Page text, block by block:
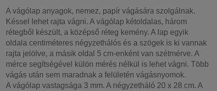
A vágólap anyagok, nemez, papír vágására szolgálnak.
Késsel lehet rajta vágni. A vágólap kétoldalas, három
rétegből készült, a középső réteg kemény. A lap egyik
oldala centiméteres négyzethálós és a szögek is ki vannak
rajta jelölve, a másik oldal 5 cm-enként van szétmérve. A
mérce segítségével külön mérés nélkül is lehet vágni. Több
vágás után sem maradnak a felületén vágásnyomok.
A vágólap vastagsága 3 mm. A négyzetháló 20 x 28 cm. A